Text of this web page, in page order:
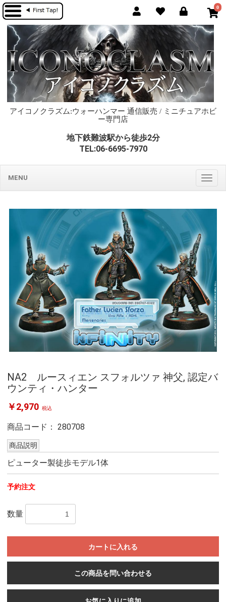
0
アイコノクラズム:ウォーハンマー 通信販売 / ミニチュアホビ
ー専門店
地下鉄難波駅から徒歩2分
TEL:06-6695-7970
MENU
NA2 ルースィエン スフォルツァ 神父, 認定バ
ウンティ・ハンター
￥2,970 税込
商品コード： 280708
商品説明
ピューター製徒歩モデル1体
予約注文
数量
カートに入れる
この商品を問い合わせる